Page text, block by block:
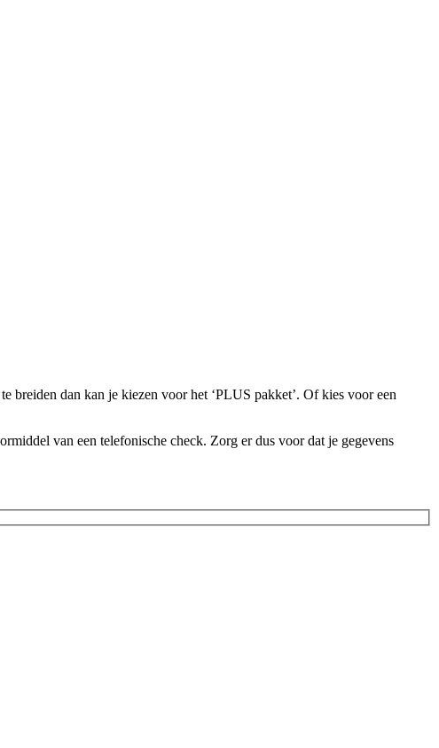
breiden dan kan je kiezen voor het ‘PLUS pakket’. Of kies voor een
van een telefonische check. Zorg er dus voor dat je gegevens